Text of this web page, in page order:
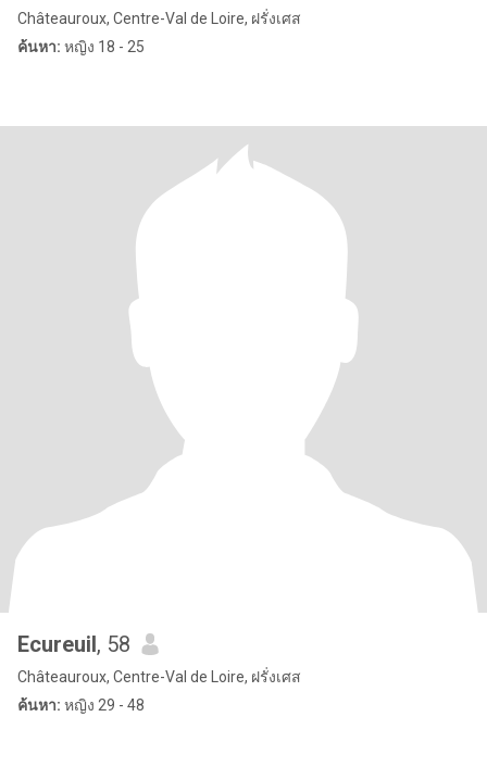
Châteauroux, Centre-Val de Loire, ฝรั่งเศส
ค้นหา: หญิง 18 - 25
Ecureuil, 58
Châteauroux, Centre-Val de Loire, ฝรั่งเศส
ค้นหา: หญิง 29 - 48